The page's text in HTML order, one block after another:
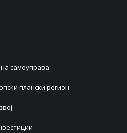
самоуправа
плански регион